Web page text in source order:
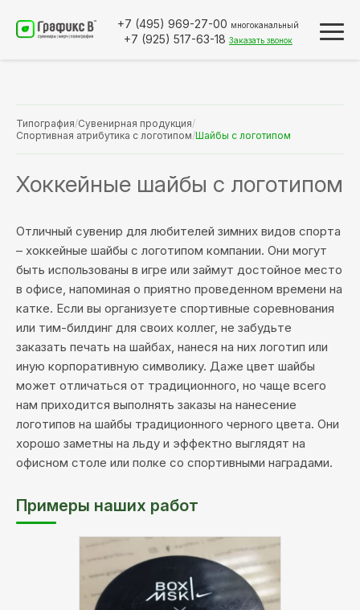
+7 (495) 969-27-00 многоканальный
+7 (925) 517-63-18 Заказать звонок
Типография/Сувенирная продукция/
Спортивная атрибутика с логотипом/Шайбы с логотипом
Хоккейные шайбы с логотипом
Отличный сувенир для любителей зимних видов спорта
– хоккейные шайбы с логотипом компании. Они могут
быть использованы в игре или займут достойное место
в офисе, напоминая о приятно проведенном времени на
катке. Если вы организуете спортивные соревнования
или тим-билдинг для своих коллег, не забудьте
заказать печать на шайбах, нанеся на них логотип или
иную корпоративную символику. Даже цвет шайбы
может отличаться от традиционного, но чаще всего
нам приходится выполнять заказы на нанесение
логотипов на шайбы традиционного черного цвета. Они
хорошо заметны на льду и эффектно выглядят на
офисном столе или полке со спортивными наградами.
Примеры наших работ